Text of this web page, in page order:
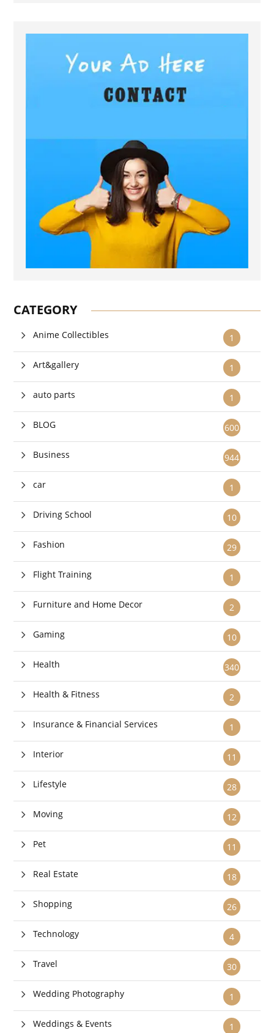
CATEGORY
1
Anime Collectibles
1
Art&gallery
1
auto parts
600
BLOG
944
Business
1
car
10
Driving School
29
Fashion
1
Flight Training
2
Furniture and Home Decor
10
Gaming
340
Health
2
Health & Fitness
1
Insurance & Financial Services
11
Interior
28
Lifestyle
12
Moving
11
Pet
18
Real Estate
26
Shopping
4
Technology
30
Travel
1
Wedding Photography
1
Weddings & Events